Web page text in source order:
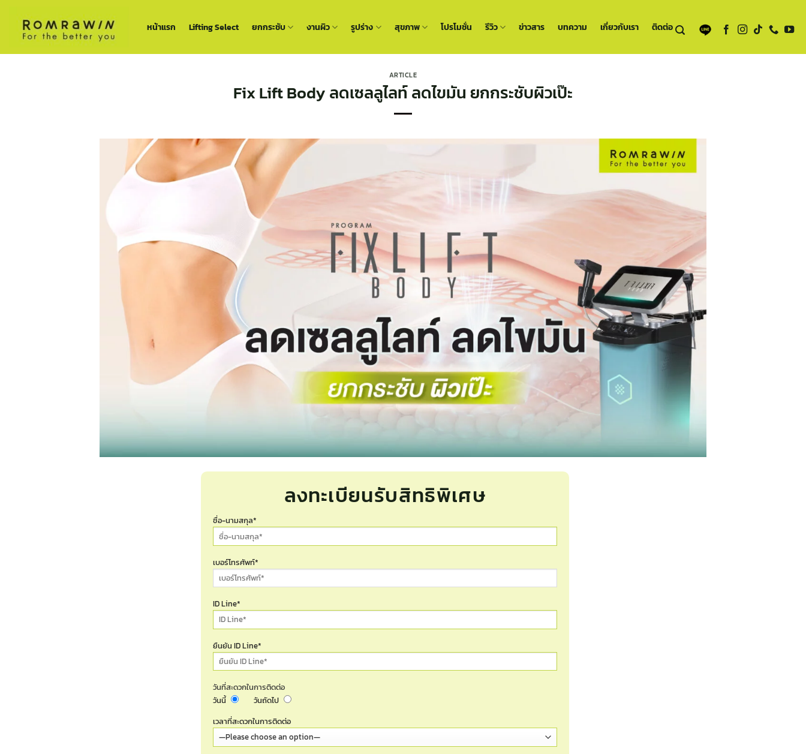
เนื้อหา
หน้าแรก Lifting Select ยกกระชับ งานผิว รูปร่าง สุขภาพ โปรโมชั่น รีวิว ข่าวสาร บทความ เกี่ยวกับเรา ติดต่อ
ARTICLE
Fix Lift Body ลดเซลลูไลท์ ลดไขมัน ยกกระชับผิวเป๊ะ
ลงทะเบียนรับสิทธิพิเศษ
ชื่อ-นามสกุล*
เบอร์โทรศัพท์*
ID Line*
ยืนยัน ID Line*
วันที่สะดวกในการติดต่อ
วันนี้
วันถัดไป
เวลาที่สะดวกในการติดต่อ